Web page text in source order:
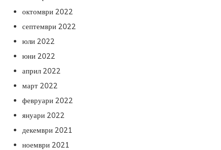
октомври 2022
септември 2022
юли 2022
юни 2022
април 2022
март 2022
февруари 2022
януари 2022
декември 2021
ноември 2021